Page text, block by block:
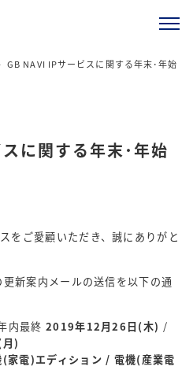
GB NAVI IPサービスに関する年末･年始
に関する年末･年始
をご愛顧いただき、誠にありがと
新案内メールの送信を以下の通
内最終 2019年12月26日(木) /
)
家電)エディション / 電機(産業電